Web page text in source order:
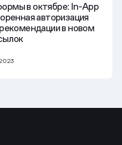
в октябре: In-App
авторизация
в новом